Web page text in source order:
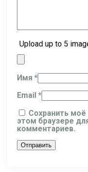
Upload up to 5
Имя *
Email *
Сохранить моё
этом браузере
комментариев.